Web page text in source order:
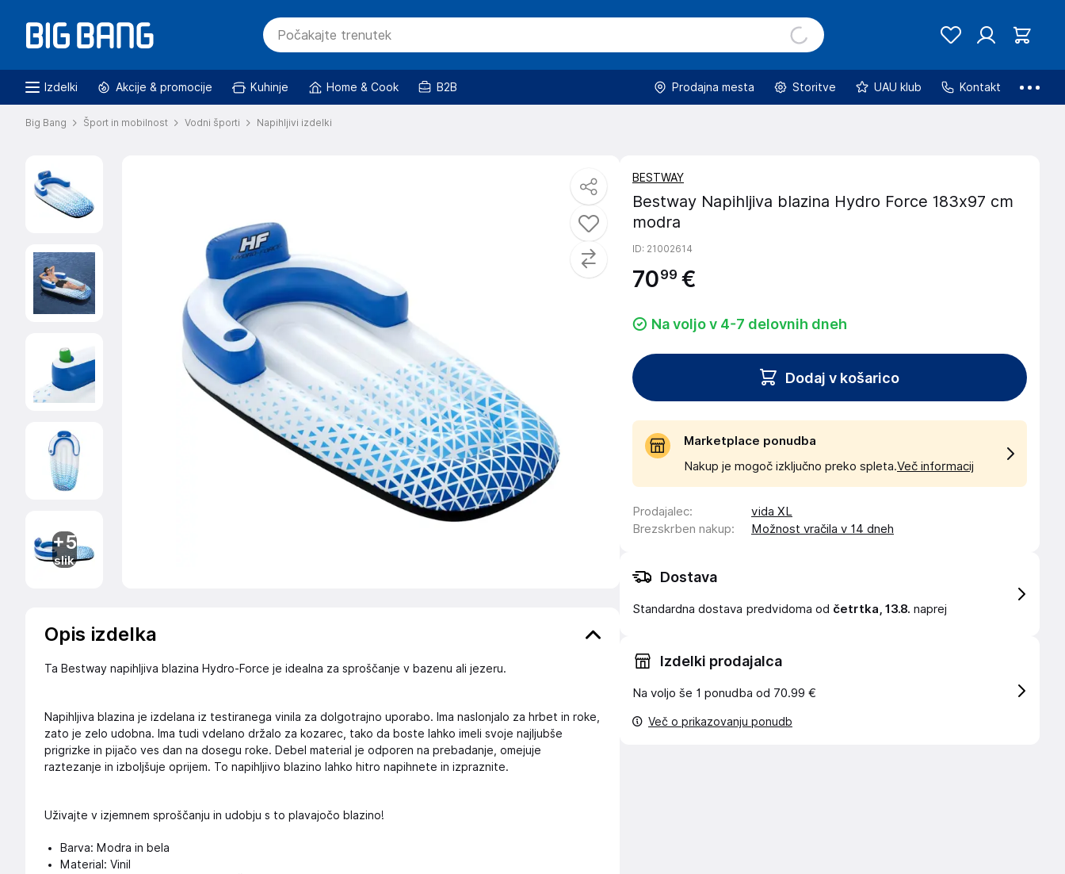
Izdelki Akcije & promocije Kuhinje Home & Cook B2B Prodajna mesta Storitve UAU klub Kontakt
Big Bang Šport in mobilnost Vodni športi Napihljivi izdelki
+5
slik
Opis izdelka
Ta Bestway napihljiva blazina Hydro-Force je idealna za sproščanje v bazenu ali jezeru.
Napihljiva blazina je izdelana iz testiranega vinila za dolgotrajno uporabo. Ima naslonjalo za hrbet in roke,
zato je zelo udobna. Ima tudi vdelano držalo za kozarec, tako da boste lahko imeli svoje najljubše
prigrizke in pijačo ves dan na dosegu roke. Debel material je odporen na prebadanje, omejuje
raztezanje in izboljšuje oprijem. To napihljivo blazino lahko hitro napihnete in izpraznite.
Uživajte v izjemnem sproščanju in udobju s to plavajočo blazino!
Barva: Modra in bela
Material: Vinil
BESTWAY
Bestway Napihljiva blazina Hydro Force 183x97 cm
modra
ID: 21002614
7099 €
Na voljo v 4-7 delovnih dneh
Dodaj v košarico
Marketplace ponudba
Nakup je mogoč izključno preko spleta.Več informacij
Prodajalec:
vida XL
Brezskrben nakup: Možnost vračila v 14 dneh
Dostava
Standardna dostava predvidoma od četrtka, 13.8. naprej
Izdelki prodajalca
Na voljo še 1 ponudba od 70.99 €
Več o prikazovanju ponudb